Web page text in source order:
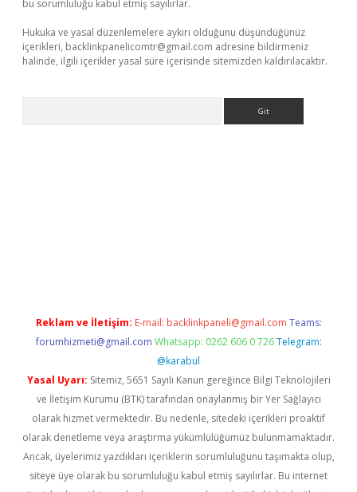
bu sorumluluğu kabul etmiş sayılırlar.
Hukuka ve yasal düzenlemelere aykırı olduğunu düşündüğünüz
içerikleri, backlinkpanelicomtr@gmail.com adresine bildirmeniz
halinde, ilgili içerikler yasal süre içerisinde sitemizden kaldırılacaktır.
Reklam ve İletişim: E-mail: backlinkpaneli@gmail.com Teams:
forumhizmeti@gmail.com Whatsapp: 0262 606 0 726 Telegram:
@karabul
Yasal Uyarı: Sitemiz, 5651 Sayılı Kanun gereğince Bilgi Teknolojileri
ve İletişim Kurumu (BTK) tarafından onaylanmış bir Yer Sağlayıcı
olarak hizmet vermektedir. Bu nedenle, sitedeki içerikleri proaktif
olarak denetleme veya araştırma yükümlülüğümüz bulunmamaktadır.
Ancak, üyelerimiz yazdıkları içeriklerin sorumluluğunu taşımakta olup,
siteye üye olarak bu sorumluluğu kabul etmiş sayılırlar. Bu internet